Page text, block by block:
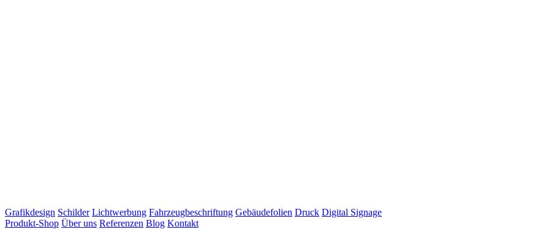
Grafikdesign Schilder Lichtwerbung Fahrzeugbeschriftung Gebäudefolien Druck Digital Signage
Produkt-Shop Über uns Referenzen Blog Kontakt